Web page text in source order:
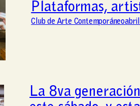
Plataformas,
Club de Arte Contemporáneo
La 8va